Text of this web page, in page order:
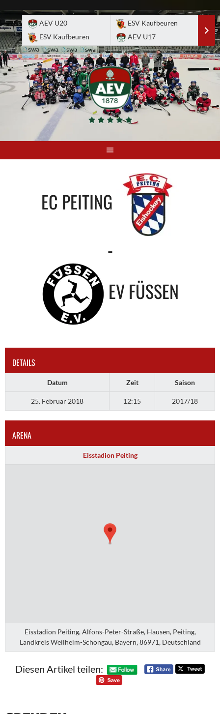
to
content
AEV U20
ESV Kaufbeuren
ESV Kaufbeuren
AEV U17
EC PEITING
-
EV FÜSSEN
DETAILS
Datum Zeit Saison
25. Februar 2018 12:15 2017/18
ARENA
Eisstadion Peiting
Eisstadion Peiting, Alfons-Peter-Straße, Hausen, Peiting,
Landkreis Weilheim-Schongau, Bayern, 86971, Deutschland
Diesen Artikel teilen: